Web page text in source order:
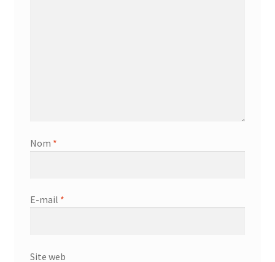
Nom *
E-mail *
Site web